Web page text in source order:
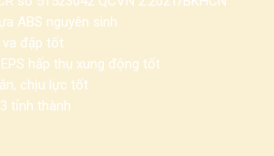
ABS nguyên sinh
đập tốt
hấp thụ xung động tốt
chịu lực tốt
tỉnh thành